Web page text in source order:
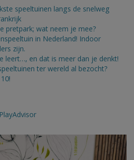
speeltuinen langs de snelweg
pretpark; wat neem je mee?
in Nederland! Indoor
zijn.
leert…, en dat is meer dan je denkt!
ter wereld al bezocht?